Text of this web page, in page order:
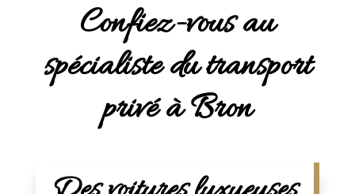
Confiez-vous au
spécialiste du transport
privé à Bron